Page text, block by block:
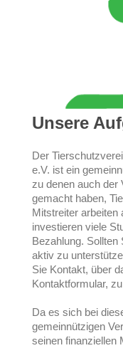
Unsere
Der
e.V. ist ein
zu denen auch der
gemacht haben,
Mitstreiter arbeiten
investieren viele
Bezahlung. Sollten
aktiv zu
Sie Kontakt, über
Kontaktformular,
Da es sich bei
gemeinnützigen
seinen finanziellen